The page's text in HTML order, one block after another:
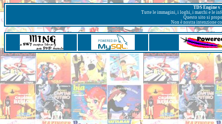
TDS Engine
Tutte le immagini, i loghi, i marchi e le
Questo sito si
Non è nostra intenzione